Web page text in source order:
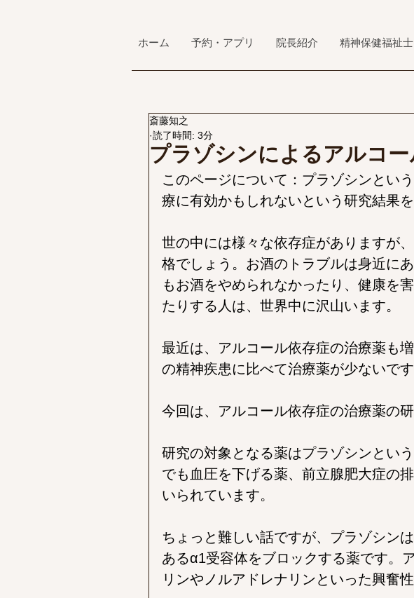
ホーム 予約・アプリ 院長紹介 精神保健福祉士
プラゾシンによるアルコ
斎藤知之
読了時間: 3分
このページについて：プラゾシンとい
療に有効かもしれないという研究結果を
世の中には様々な依存症がありますが
格でしょう。お酒のトラブルは身近に
もお酒をやめられなかったり、健康を
たりする人は、世界中に沢山います。
最近は、アルコール依存症の治療薬も
の精神疾患に比べて治療薬が少ないです
今回は、アルコール依存症の治療薬の
研究の対象となる薬はプラゾシンとい
でも血圧を下げる薬、前立腺肥大症の
いられています。
ちょっと難しい話ですが、プラゾシン
あるα1受容体をブロックする薬です。
リンやノルアドレナリンといった興奮